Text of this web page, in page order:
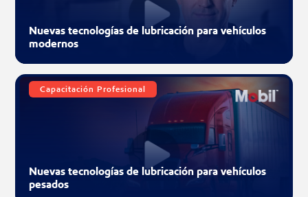
Nuevas tecnologías de lubricación para vehículos
modernos
Capacitación Profesional
Nuevas tecnologías de lubricación para vehículos
pesados